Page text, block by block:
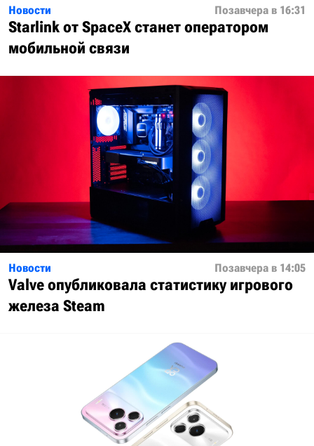
Новости Позавчера в 16:31
Starlink от SpaceX станет оператором
мобильной связи
Новости Позавчера в 14:05
Valve опубликовала статистику игрового
железа Steam